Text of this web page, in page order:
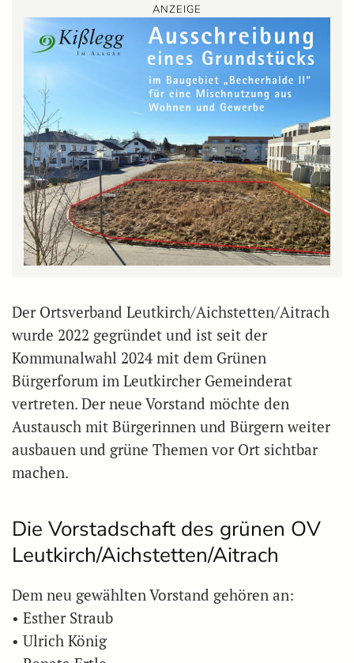
ANZEIGE
Der Ortsverband Leutkirch/Aichstetten/Aitrach
wurde 2022 gegründet und ist seit der
Kommunalwahl 2024 mit dem Grünen
Bürgerforum im Leutkircher Gemeinderat
vertreten. Der neue Vorstand möchte den
Austausch mit Bürgerinnen und Bürgern weiter
ausbauen und grüne Themen vor Ort sichtbar
machen.
Die Vorstadschaft des grünen OV
Leutkirch/Aichstetten/Aitrach
Dem neu gewählten Vorstand gehören an:
• Esther Straub
• Ulrich König